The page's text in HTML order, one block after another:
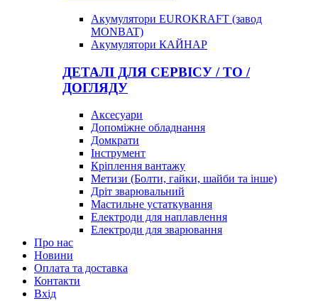
Акумулятори EUROKRAFT (завод
MONBAT)
Акумулятори КАЙНАР
ДЕТАЛІ ДЛЯ СЕРВІСУ / ТО /
ДОГЛЯДУ
Аксесуари
Допоміжне обладнання
Домкрати
Інструмент
Кріплення вантажу
Метизи (Болти, гайки, шайби та інше)
Дріт зварювальний
Мастильне устаткування
Електроди для наплавлення
Електроди для зварювання
Про нас
Новини
Оплата та доставка
Контакти
Вхiд